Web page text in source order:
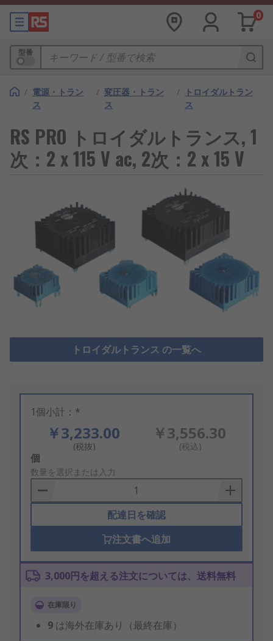
0
型番
/ 電源・トラン
ス
/ 変圧器・トラン
ス
/
トロイダルトラン
ス
RS PRO トロイダルトランス, 1
次：2 x 115 V ac, 2次：2 x 15 V
トロイダルトランス の一覧へ
1個小計：*
￥3,233.00
(税抜)
￥3,556.30
(税込)
Add
to
Basket
個
数量を選択または入力
配達日を確認
注文書へ追加
3,000円を超える注文については、送料無料
在庫限り
9 は海外在庫あり（最終在庫）